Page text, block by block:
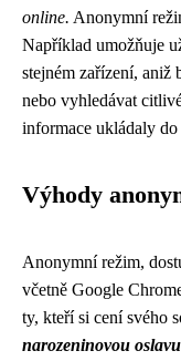
online. Anonymní
Například umožňuje
stejném zařízení, aniž
nebo vyhledávat
informace ukládaly
Výhody
Anonymní režim,
včetně Google
ty, kteří si cení svého
narozeninovou oslavu